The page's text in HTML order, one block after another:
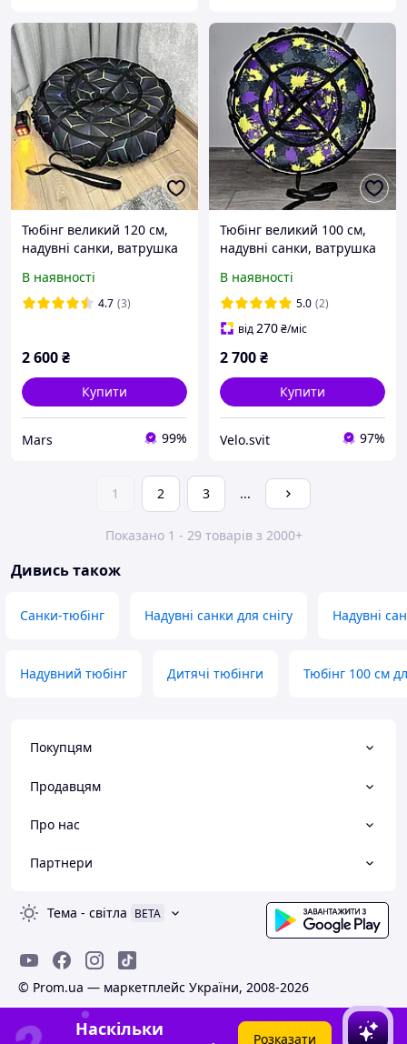
Тюбінг великий 120 см,
надувні санки, ватрушка
тюбінг для катання на
гірці
В наявності
4.7 (3)
2 600₴
Купити
Mars 99%
Тюбінг великий 100 см,
надувні санки, ватрушка
катання на гірці
В наявності
5.0 (2)
від270₴/міс
2 700₴
Купити
Velo.svit 97%
1 2 3 ...
Показано 1 - 29 товарів з 2000+
Дивись також
Санки-тюбінг Надувні санки для снігу Надувні
Надувний тюбінг Дитячі тюбінги Тюбінг 100 см
Покупцям
Продавцям
Про нас
Партнери
Тема - світла BETA
© Prom.ua — маркетплейс України, 2008-2026
Наскільки
Розказати